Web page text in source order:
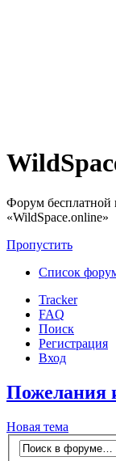
Форум бесплатной
«WildSpace.online»
Пропустить
Список
Tracker
FAQ
Поиск
Регистрация
Вход
Пожелания
Новая тема